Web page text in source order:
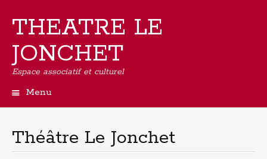
THEATRE LE
JONCHET
Espace associatif et culturel
Menu
contenu
principal
Théâtre Le Jonchet